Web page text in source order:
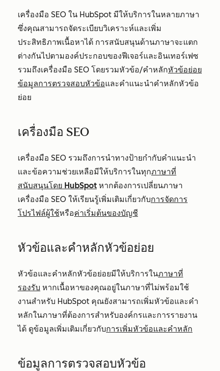
เครื่องมือ SEO ใน HubSpot มีให้บริการในหลายภาษา
ซึ่งคุณสามารถจัดระเบียบวิเคราะห์และเพิ่ม
ประสิทธิภาพเนื้อหาได้ การสนับสนุนด้านภาษาจะแตก
ต่างกันไปตามองค์ประกอบของฟีเจอร์และอินเทอร์เฟซ
รวมถึงเครื่องมือ SEO โดยรวมหัวข้อ/คำหลักหัวข้อย่อย
ข้อมูลการตรวจสอบหัวข้อและคำแนะนำคำหลักหัวข้อ
ย่อย
เครื่องมือ SEO
เครื่องมือ SEO รวมถึงการนำทางป้ายกำกับคำแนะนำ
และข้อความช่วยเหลือมีให้บริการในทุกภาษาที่
สนับสนุนโดย HubSpot หากต้องการเปลี่ยนภาษา
เครื่องมือ SEO ให้เรียนรู้เพิ่มเติมเกี่ยวกับการจัดการ
โปรไฟล์ผู้ใช้หรือค่าเริ่มต้นของบัญชี
หัวข้อและคำหลักหัวข้อย่อย
หัวข้อและคำหลักหัวข้อย่อยมีให้บริการในภาษาที่
รองรับ หากเนื้อหาของคุณอยู่ในภาษาที่ไม่พร้อมใช้
งานสำหรับ HubSpot คุณยังสามารถเพิ่มหัวข้อและคำ
หลักในภาษาที่ต้องการสำหรับองค์กรและการรายงาน
ได้ ดูข้อมูลเพิ่มเติมเกี่ยวกับการเพิ่มหัวข้อและคำหลัก
ข้อมูลการตรวจสอบหัวข้อ